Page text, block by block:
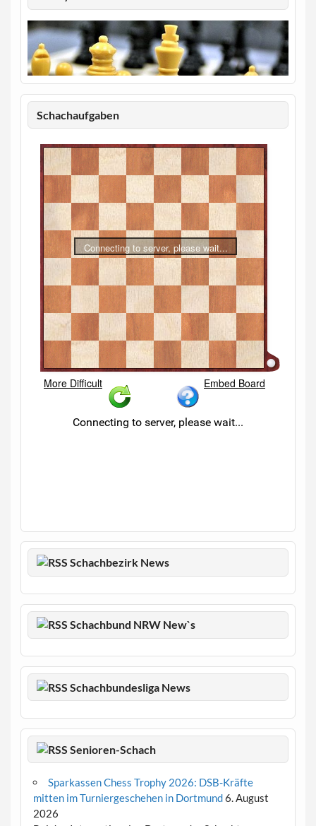
Schachaufgaben
Schachbezirk News
Schachbund NRW New`s
Schachbundesliga News
Senioren-Schach
Sparkassen Chess Trophy 2026: DSB-Kräfte
mitten im Turniergeschehen in Dortmund6. August
2026